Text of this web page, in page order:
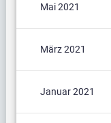
Mai 2021
März 2021
Januar 2021